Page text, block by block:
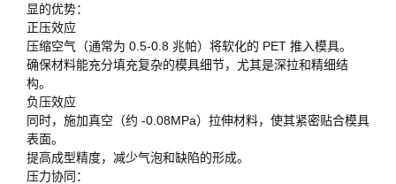
显的优势：
正压效应
压缩空气（通常为 0.5-0.8 兆帕）将软化的 PET 推入模具。
确保材料能充分填充复杂的模具细节，尤其是深拉和精细结
构。
负压效应
同时，施加真空（约 -0.08MPa）拉伸材料，使其紧密贴合模具
表面。
提高成型精度，减少气泡和缺陷的形成。
压力协同：